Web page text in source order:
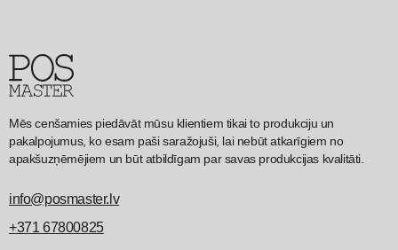
Mēs cenšamies piedāvāt mūsu klientiem tikai to produkciju un
pakalpojumus, ko esam paši saražojuši, lai nebūt atkarīgiem no
apakšuzņēmējiem un būt atbildīgam par savas produkcijas kvalitāti.
info@posmaster.lv
+371 67800825